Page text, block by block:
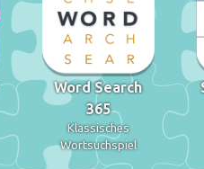
Word Search
365
Klassisches
Wortsuchspiel